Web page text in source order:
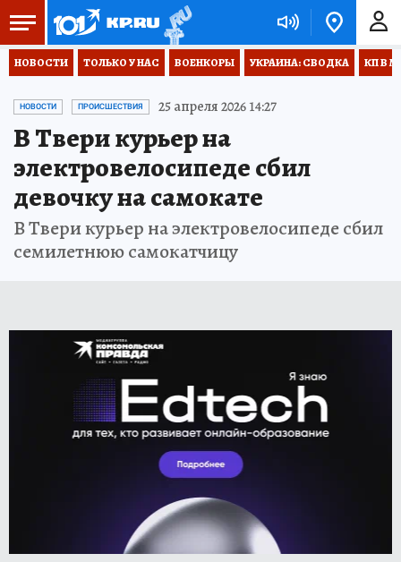
НОВОСТИ ТОЛЬКО У НАС ВОЕНКОРЫ УКРАИНА: СВОДКА КП В
НОВОСТИ ПРОИСШЕСТВИЯ 25 апреля 2026 14:27
В Твери курьер на
электровелосипеде сбил
девочку на самокате
В Твери курьер на электровелосипеде сбил
семилетнюю самокатчицу